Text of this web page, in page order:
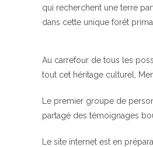
qui recherchent une terre
dans cette unique forêt
Au carrefour de tous les
tout cet héritage culturel,
Le premier groupe de
partagé des témoignages
Le site internet est en